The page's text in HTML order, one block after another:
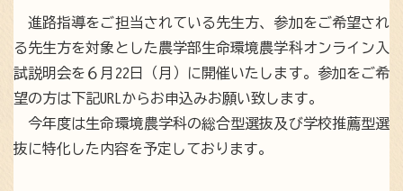
進路指導をご担当されている先生方、参加をご希望され
る先生方を対象とした農学部生命環境農学科オンライン入
試説明会を６月22日（月）に開催いたします。参加をご希
望の方は下記URLからお申込みお願い致します。
今年度は生命環境農学科の総合型選抜及び学校推薦型選
抜に特化した内容を予定しております。